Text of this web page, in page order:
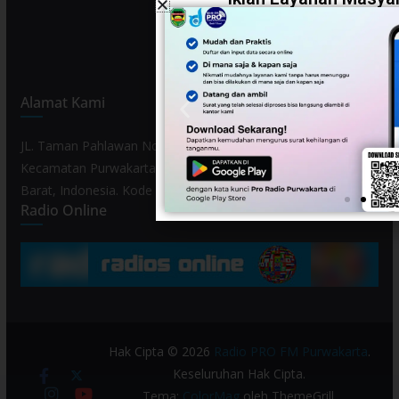
Alamat Kami
JL. Taman Pahlawan No. 80, Kelurahan Purwamekar,
Kecamatan Purwakarta, Kabupaten Purwakarta, Provinsi Jawa
Barat, Indonesia. Kode Pos 41119.
Radio Online
Hak Cipta © 2026 Radio PRO FM Purwakarta.
Keseluruhan Hak Cipta.